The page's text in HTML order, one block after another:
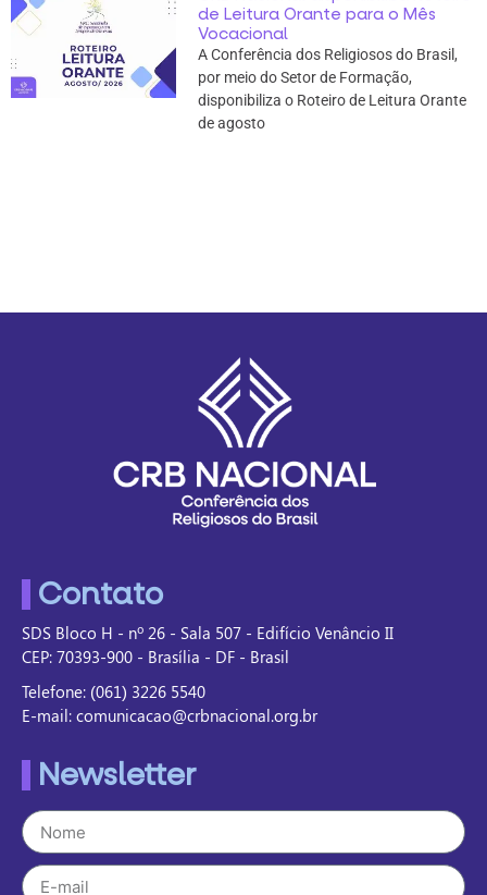
de Leitura Orante para o Mês
Vocacional
A Conferência dos Religiosos do Brasil,
por meio do Setor de Formação,
disponibiliza o Roteiro de Leitura Orante
de agosto
Contato
SDS Bloco H - nº 26 - Sala 507 - Edifício Venâncio II
CEP: 70393-900 - Brasília - DF - Brasil
Telefone: (061) 3226 5540
E-mail: comunicacao@crbnacional.org.br
Newsletter